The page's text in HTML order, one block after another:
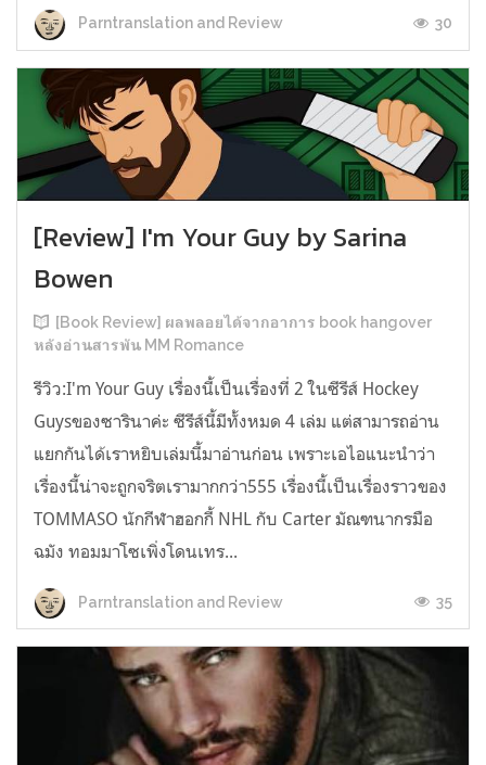
Parntranslation and Review 30
[Review] I'm Your Guy by Sarina
Bowen
[Book Review] ผลพลอยได้จากอาการ book hangover
หลังอ่านสารพัน MM Romance
รีวิว:I'm Your Guy เรื่องนี้เป็นเรื่องที่ 2 ในซีรีส์ Hockey
Guysของซารินาค่ะ ซีรีส์นี้มีทั้งหมด 4 เล่ม แต่สามารถอ่าน
แยกกันได้เราหยิบเล่มนี้มาอ่านก่อน เพราะเอไอแนะนำว่า
เรื่องนี้น่าจะถูกจริตเรามากกว่า555 เรื่องนี้เป็นเรื่องราวของ
TOMMASO นักกีฬาฮอกกี้ NHL กับ Carter มัณฑนากรมือ
ฉมัง ทอมมาโซเพิ่งโดนเทร...
Parntranslation and Review 35